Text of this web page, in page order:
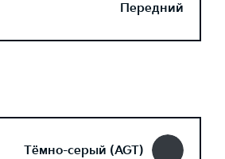
Передний
Тёмно-серый (AGT)